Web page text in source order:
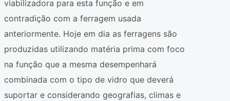
viabilizadora para esta função e em
contradição com a ferragem usada
anteriormente. Hoje em dia as ferragens são
produzidas utilizando matéria prima com foco
na função que a mesma desempenhará
combinada com o tipo de vidro que deverá
suportar e considerando geografias, climas e